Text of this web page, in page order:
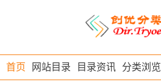
首页 网站目录 目录资讯 分类浏览